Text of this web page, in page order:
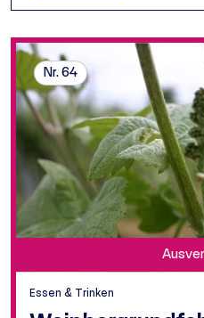
Nr. 64
Essen & Trinken